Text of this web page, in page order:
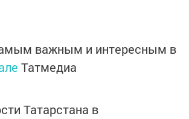
важным и интересным в
Татмедиа
Татарстана в